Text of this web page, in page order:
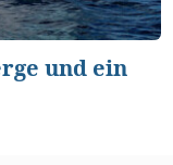
und ein